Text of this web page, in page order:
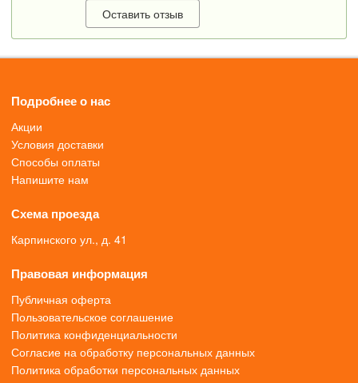
Оставить отзыв
Подробнее о нас
Акции
Условия доставки
Способы оплаты
Напишите нам
Схема проезда
Карпинского ул., д. 41
Правовая информация
Публичная оферта
Пользовательское соглашение
Политика конфиденциальности
Согласие на обработку персональных данных
Политика обработки персональных данных